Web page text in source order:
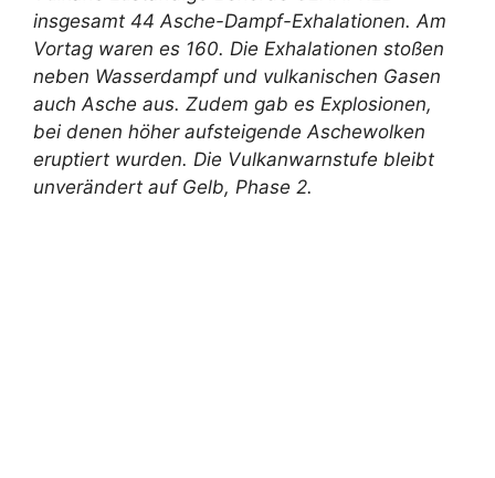
insgesamt 44 Asche-Dampf-Exhalationen. Am
Vortag waren es 160. Die Exhalationen stoßen
neben Wasserdampf und vulkanischen Gasen
auch Asche aus. Zudem gab es Explosionen,
bei denen höher aufsteigende Aschewolken
eruptiert wurden. Die Vulkanwarnstufe bleibt
unverändert auf Gelb, Phase 2.